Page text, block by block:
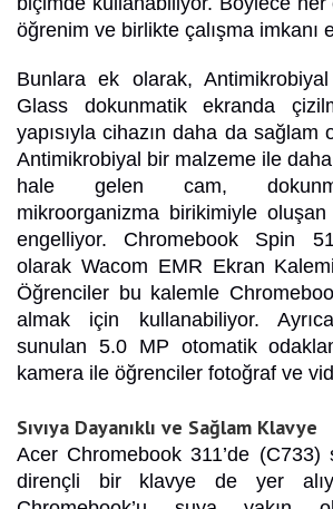
öğrenim ve birlikte çalışma imkanı
Bunlara ek olarak,
Glass dokunmatik ekranda
yapısıyla cihazın daha da sağlam
Antimikrobiyal bir malzeme ile
hale gelen cam,
mikroorganizma birikimiyle
engelliyor. Chromebook Spin
olarak Wacom EMR Ekran
Öğrenciler bu kalemle
almak için kullanabiliyor.
sunulan 5.0 MP otomatik
kamera ile öğrenciler fotoğraf ve
Sıvıya Dayanıklı ve Sağlam Klavye
Acer Chromebook 311’de (C733)
dirençli bir klavye de yer